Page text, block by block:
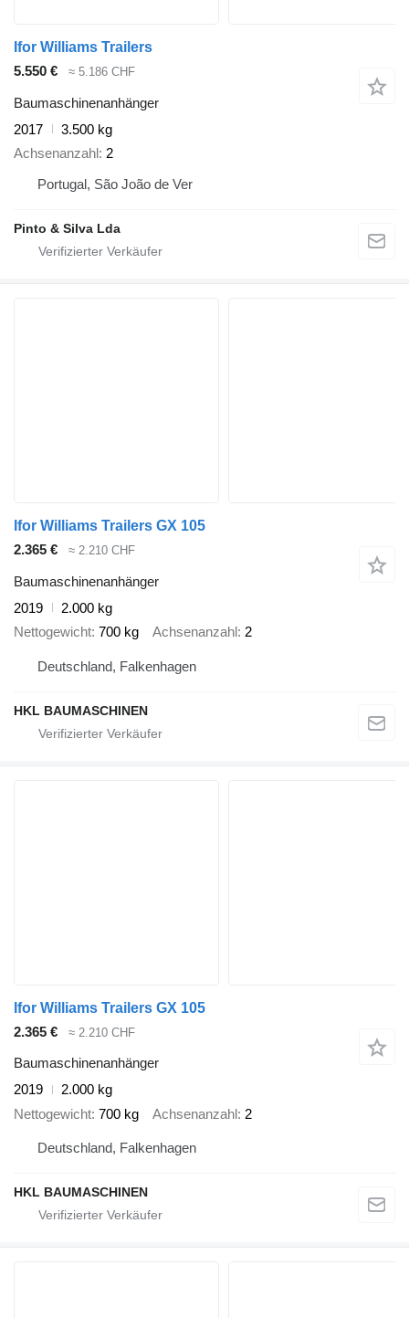
Ifor Williams Trailers
5.550 €
≈ 5.186 CHF
Baumaschinenanhänger
2017
3.500 kg
Achsenanzahl 2
Portugal, São João de Ver
Pinto & Silva Lda
Ifor Williams Trailers GX 105
2.365 €
≈ 2.210 CHF
Baumaschinenanhänger
2019
2.000 kg
Nettogewicht 700 kg Achsenanzahl 2
Deutschland, Falkenhagen
HKL BAUMASCHINEN
Ifor Williams Trailers GX 105
2.365 €
≈ 2.210 CHF
Baumaschinenanhänger
2019
2.000 kg
Nettogewicht 700 kg Achsenanzahl 2
Deutschland, Falkenhagen
HKL BAUMASCHINEN